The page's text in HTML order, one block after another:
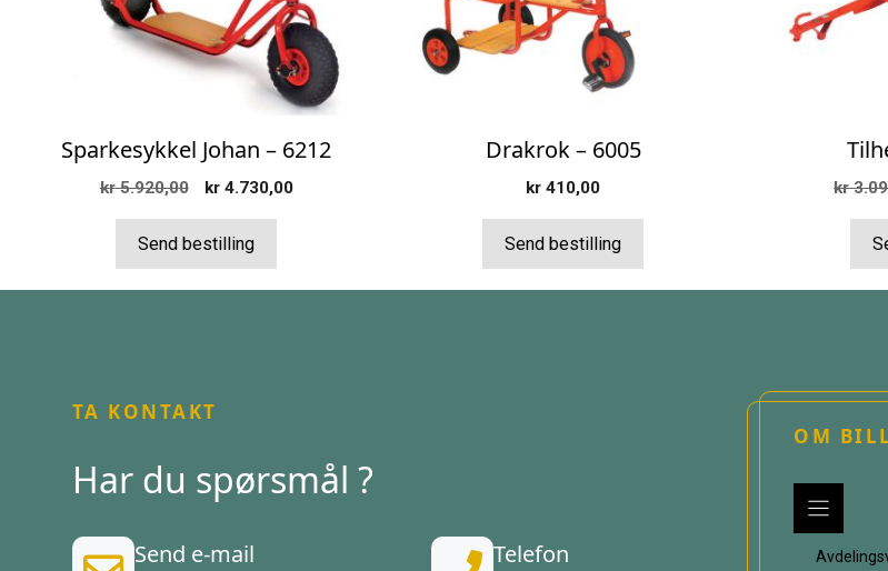
Sparkesykkel Johan – 6212
kr5.920,00
Opprinnelig
var:
kr 5.920,00.
kr4.730,00Nåværende
Send bestilling
Drakrok – 6005
kr 410,00
Send bestilling
kr
TA KONTAKT
Har du spørsmål ?
Send e-mail Telefon
OM